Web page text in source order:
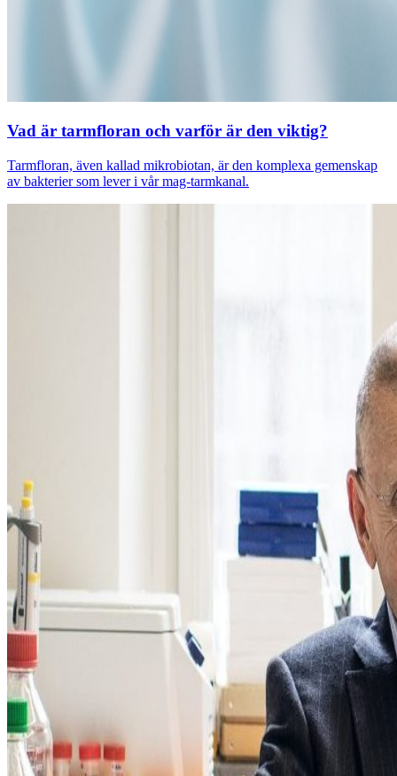
Vad är tarmfloran och varför är den viktig?
Tarmfloran, även kallad mikrobiotan, är den komplexa gemenskap
av bakterier som lever i vår mag-tarmkanal.